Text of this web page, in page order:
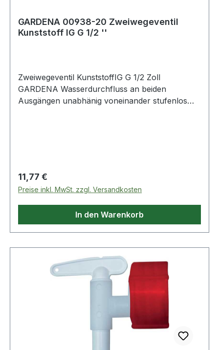
GARDENA 00938-20 Zweiwegeventil
Kunststoff IG G 1/2 ''
Zweiwegeventil KunststoffIG G 1/2 Zoll
GARDENA Wasserdurchfluss an beiden
Ausgängen unabhänig voneinander stufenlos
Regulärer Preis:
11,77 €
Preise inkl. MwSt. zzgl. Versandkosten
In den Warenkorb